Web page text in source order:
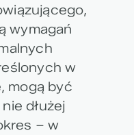
wymagań
w
mogą być
dłużej
– w